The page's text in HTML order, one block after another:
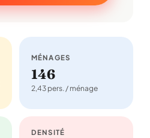
MÉNAGES
146
2,43 pers. / ménage
DENSITÉ